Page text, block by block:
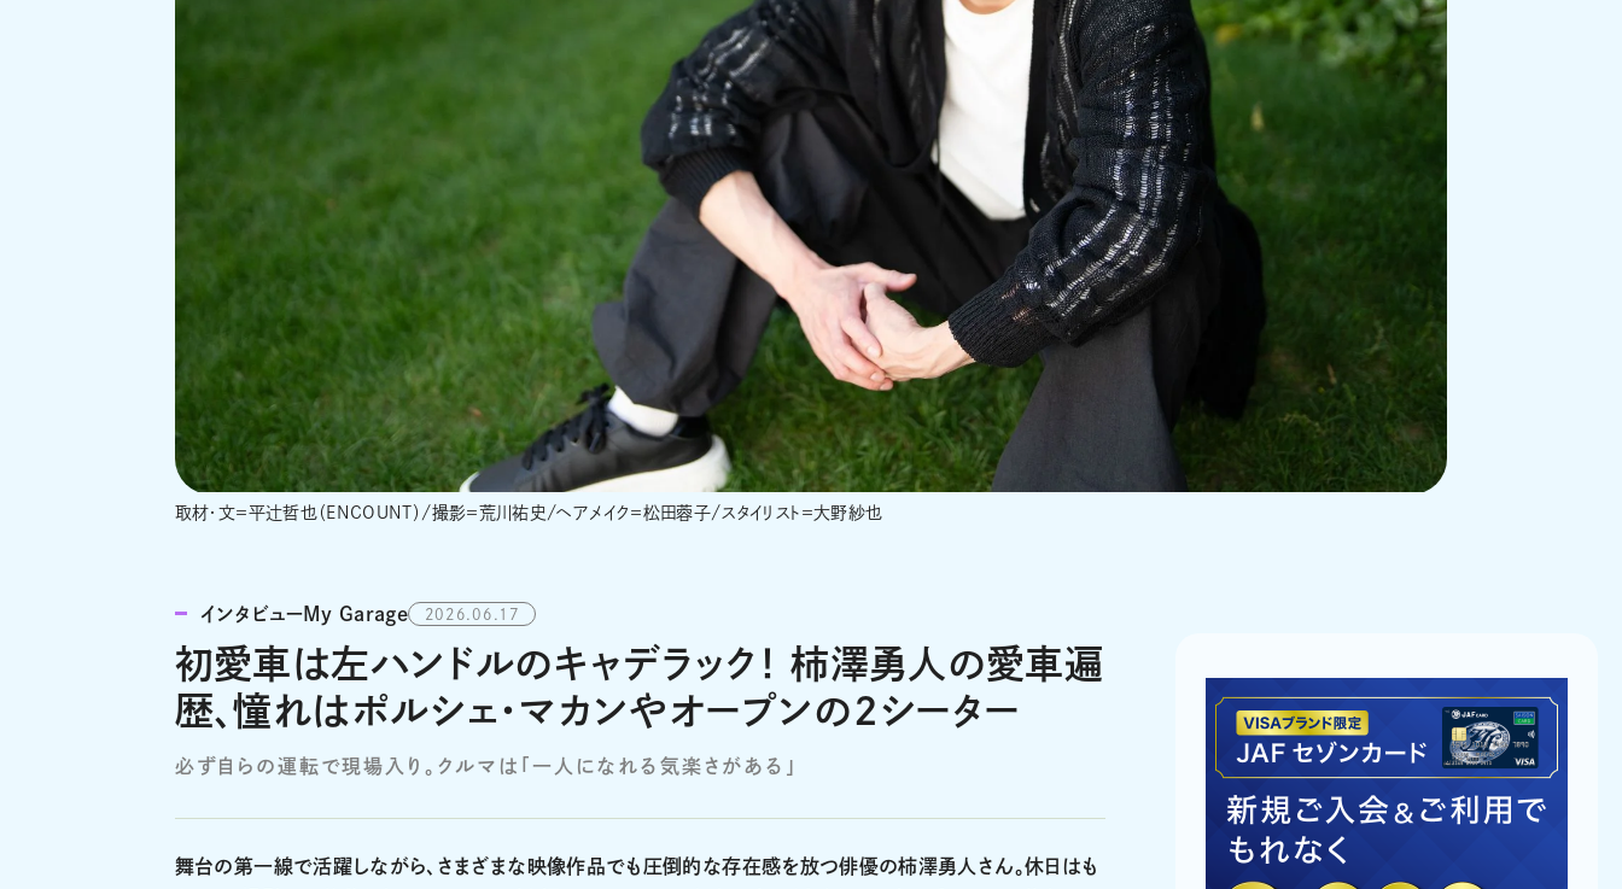
取材・文＝平辻哲也（ENCOUNT）/撮影＝荒川祐史/ヘアメイク＝松田蓉子/スタイリスト＝大野紗也
インタビューMy Garage 2026.06.17
初愛車は左ハンドルのキャデラック！ 柿澤勇人の愛車遍
歴、憧れはポルシェ・マカンやオープンの2シーター
必ず自らの運転で現場入り。クルマは「一人になれる気楽さがある」
舞台の第一線で活躍しながら、さまざまな映像作品でも圧倒的な存在感を放つ俳優の柿澤勇人さん。休日はも